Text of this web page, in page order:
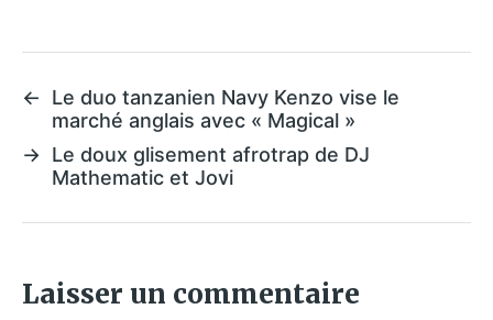
←
Le duo tanzanien Navy Kenzo vise le
marché anglais avec « Magical »
→ Le doux glisement afrotrap de DJ
Mathematic et Jovi
Laisser un commentaire